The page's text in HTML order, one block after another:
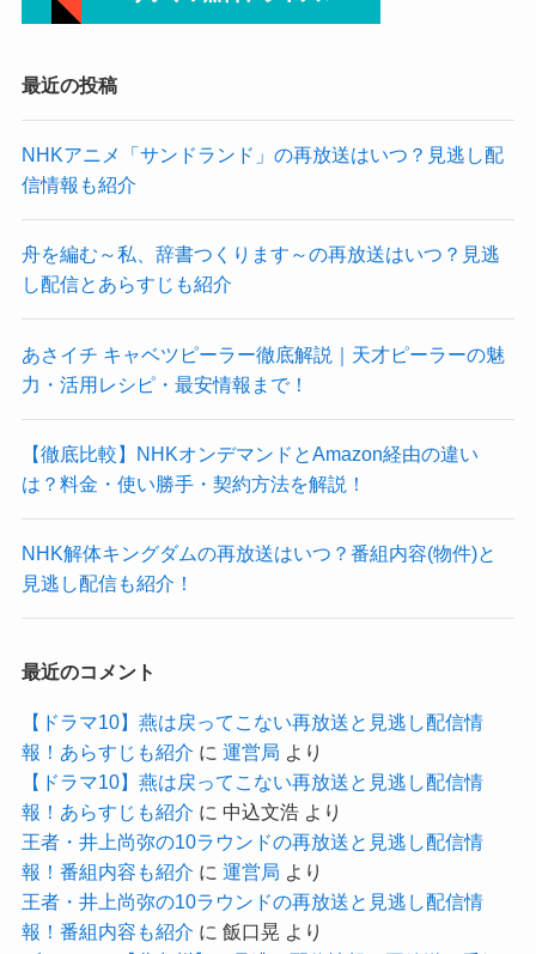
最近の投稿
NHKアニメ「サンドランド」の再放送はいつ？見逃し配
信情報も紹介
舟を編む～私、辞書つくります～の再放送はいつ？見逃
し配信とあらすじも紹介
あさイチ キャベツピーラー徹底解説｜天才ピーラーの魅
力・活用レシピ・最安情報まで！
【徹底比較】NHKオンデマンドとAmazon経由の違い
は？料金・使い勝手・契約方法を解説！
NHK解体キングダムの再放送はいつ？番組内容(物件)と
見逃し配信も紹介！
最近のコメント
【ドラマ10】燕は戻ってこない再放送と見逃し配信情
報！あらすじも紹介 に 運営局 より
【ドラマ10】燕は戻ってこない再放送と見逃し配信情
報！あらすじも紹介 に 中込文浩より
王者・井上尚弥の10ラウンドの再放送と見逃し配信情
報！番組内容も紹介 に 運営局 より
王者・井上尚弥の10ラウンドの再放送と見逃し配信情
報！番組内容も紹介 に 飯口晃 より